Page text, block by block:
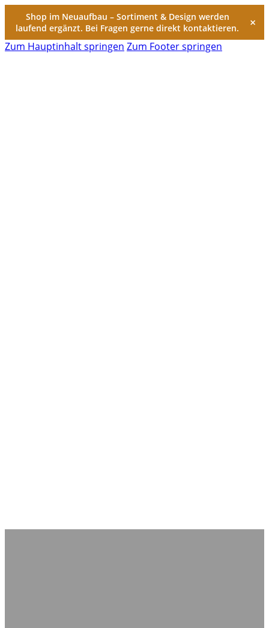
Shop im Neuaufbau – Sortiment & Design werden
laufend ergänzt. Bei Fragen gerne direkt kontaktieren.
×
Zum Hauptinhalt springen Zum Footer springen